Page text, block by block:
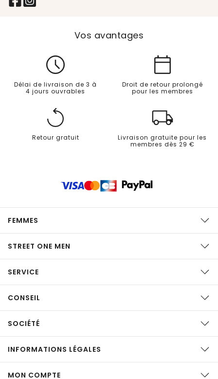
Vos avantages
Délai de livraison de 3 à
4 jours ouvrables
Droit de retour prolongé
pour les membres
Retour gratuit
Livraison gratuite pour les
membres dès 29 €
FEMMES
STREET ONE MEN
SERVICE
CONSEIL
SOCIÉTÉ
INFORMATIONS LÉGALES
MON COMPTE